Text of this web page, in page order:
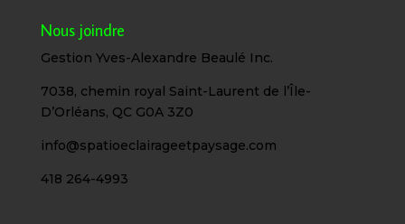
Nous joindre
Gestion Yves-Alexandre Beaulé Inc.
7038, chemin royal Saint-Laurent de l’Île-
D’Orléans, QC G0A 3Z0
info@spatioeclairageetpaysage.com
418 264-4993